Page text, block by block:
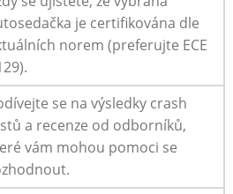
je certifikována dle
norem (preferujte ECE
se na výsledky crash
a recenze od odborníků,
vám mohou pomoci se